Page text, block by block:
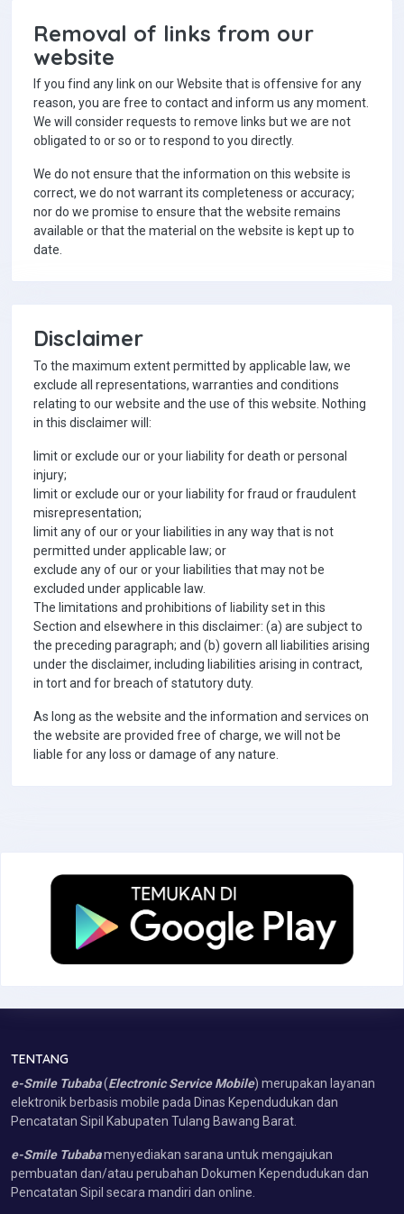
Removal of links from our
website
If you find any link on our Website that is offensive for any
reason, you are free to contact and inform us any moment.
We will consider requests to remove links but we are not
obligated to or so or to respond to you directly.
We do not ensure that the information on this website is
correct, we do not warrant its completeness or accuracy;
nor do we promise to ensure that the website remains
available or that the material on the website is kept up to
date.
Disclaimer
To the maximum extent permitted by applicable law, we
exclude all representations, warranties and conditions
relating to our website and the use of this website. Nothing
in this disclaimer will:
limit or exclude our or your liability for death or personal
injury;
limit or exclude our or your liability for fraud or fraudulent
misrepresentation;
limit any of our or your liabilities in any way that is not
permitted under applicable law; or
exclude any of our or your liabilities that may not be
excluded under applicable law.
The limitations and prohibitions of liability set in this
Section and elsewhere in this disclaimer: (a) are subject to
the preceding paragraph; and (b) govern all liabilities arising
under the disclaimer, including liabilities arising in contract,
in tort and for breach of statutory duty.
As long as the website and the information and services on
the website are provided free of charge, we will not be
liable for any loss or damage of any nature.
TENTANG
e-Smile Tubaba(Electronic Service Mobile) merupakan layanan
elektronik berbasis mobile pada Dinas Kependudukan dan
Pencatatan Sipil Kabupaten Tulang Bawang Barat.
e-Smile Tubabamenyediakan sarana untuk mengajukan
pembuatan dan/atau perubahan Dokumen Kependudukan dan
Pencatatan Sipil secara mandiri dan online.